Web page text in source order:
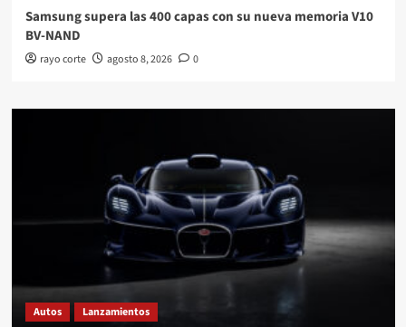
Samsung supera las 400 capas con su nueva memoria V10
BV-NAND
rayo corte agosto 8, 2026 0
Autos Lanzamientos